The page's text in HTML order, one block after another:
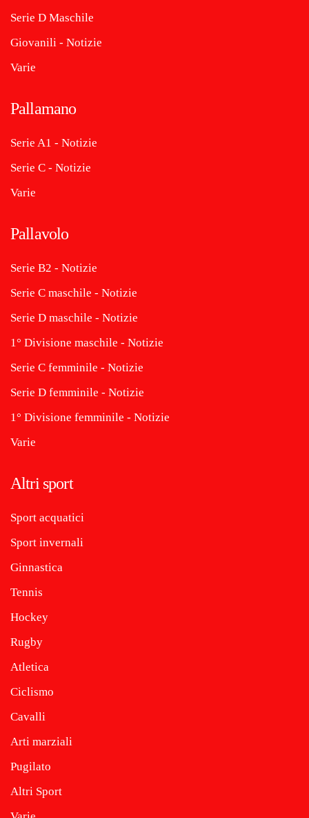
Serie D Maschile
Giovanili - Notizie
Varie
Pallamano
Serie A1 - Notizie
Serie C - Notizie
Varie
Pallavolo
Serie B2 - Notizie
Serie C maschile - Notizie
Serie D maschile - Notizie
1° Divisione maschile - Notizie
Serie C femminile - Notizie
Serie D femminile - Notizie
1° Divisione femminile - Notizie
Varie
Altri sport
Sport acquatici
Sport invernali
Ginnastica
Tennis
Hockey
Rugby
Atletica
Ciclismo
Cavalli
Arti marziali
Pugilato
Altri Sport